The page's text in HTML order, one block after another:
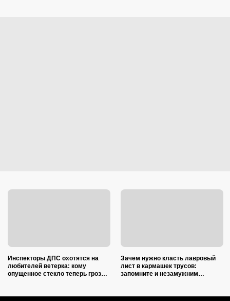
Инспекторы ДПС охотятся на
любителей ветерка: кому
опущенное стекло теперь грозит
Зачем нужно класть лавровый
лист в кармашек трусов:
запомните и незамужним